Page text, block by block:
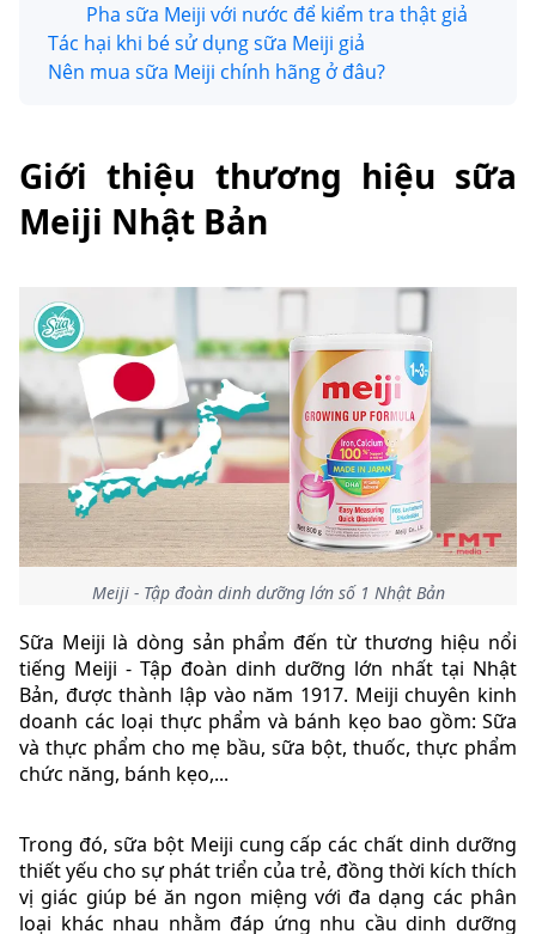
Pha sữa Meiji với nước để kiểm tra thật giả
Tác hại khi bé sử dụng sữa Meiji giả
Nên mua sữa Meiji chính hãng ở đâu?
Giới thiệu thương hiệu sữa
Meiji Nhật Bản
Meiji - Tập đoàn dinh dưỡng lớn số 1 Nhật Bản
Sữa Meiji là dòng sản phẩm đến từ thương hiệu nổi
tiếng Meiji - Tập đoàn dinh dưỡng lớn nhất tại Nhật
Bản, được thành lập vào năm 1917. Meiji chuyên kinh
doanh các loại thực phẩm và bánh kẹo bao gồm: Sữa
và thực phẩm cho mẹ bầu, sữa bột, thuốc, thực phẩm
chức năng, bánh kẹo,...
Trong đó, sữa bột Meiji cung cấp các chất dinh dưỡng
thiết yếu cho sự phát triển của trẻ, đồng thời kích thích
vị giác giúp bé ăn ngon miệng với đa dạng các phân
loại khác nhau nhằm đáp ứng nhu cầu dinh dưỡng